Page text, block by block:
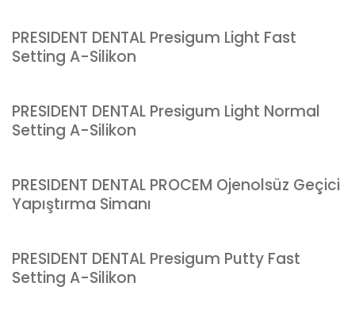
PRESIDENT DENTAL Presigum Light Fast
Setting A-Silikon
PRESIDENT DENTAL Presigum Light Normal
Setting A-Silikon
PRESIDENT DENTAL PROCEM Ojenolsüz Geçici
Yapıştırma Simanı
PRESIDENT DENTAL Presigum Putty Fast
Setting A-Silikon